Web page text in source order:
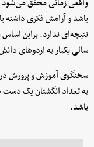
واقعی زمانی محقق
باشد و آرامش فکری داشته
نتیجه‌ای ندارد. براین
سالی یکبار به اردوهای
سخنگوی آموزش و پرورش
به تعداد انگشتان یک دست
باشد.